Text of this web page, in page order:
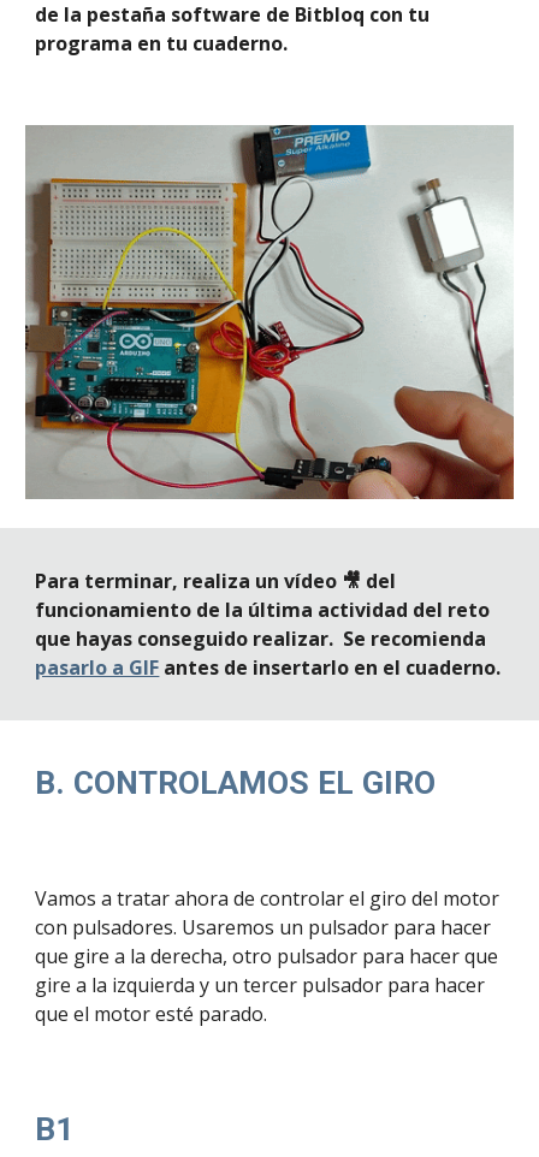
de la pestaña software de Bitbloq con tu
programa en tu cuaderno.
Para terminar, realiza un vídeo 🎥 del
funcionamiento de la última actividad del reto
pasarlo a GIF antes de insertarlo en el cuaderno.
B. CONTROLAMOS EL GIRO
Vamos a tratar ahora de controlar el giro del motor
con pulsadores. Usaremos un pulsador para hacer
que gire a la derecha, otro pulsador para hacer que
gire a la izquierda y un tercer pulsador para hacer
que el motor esté parado.
B1